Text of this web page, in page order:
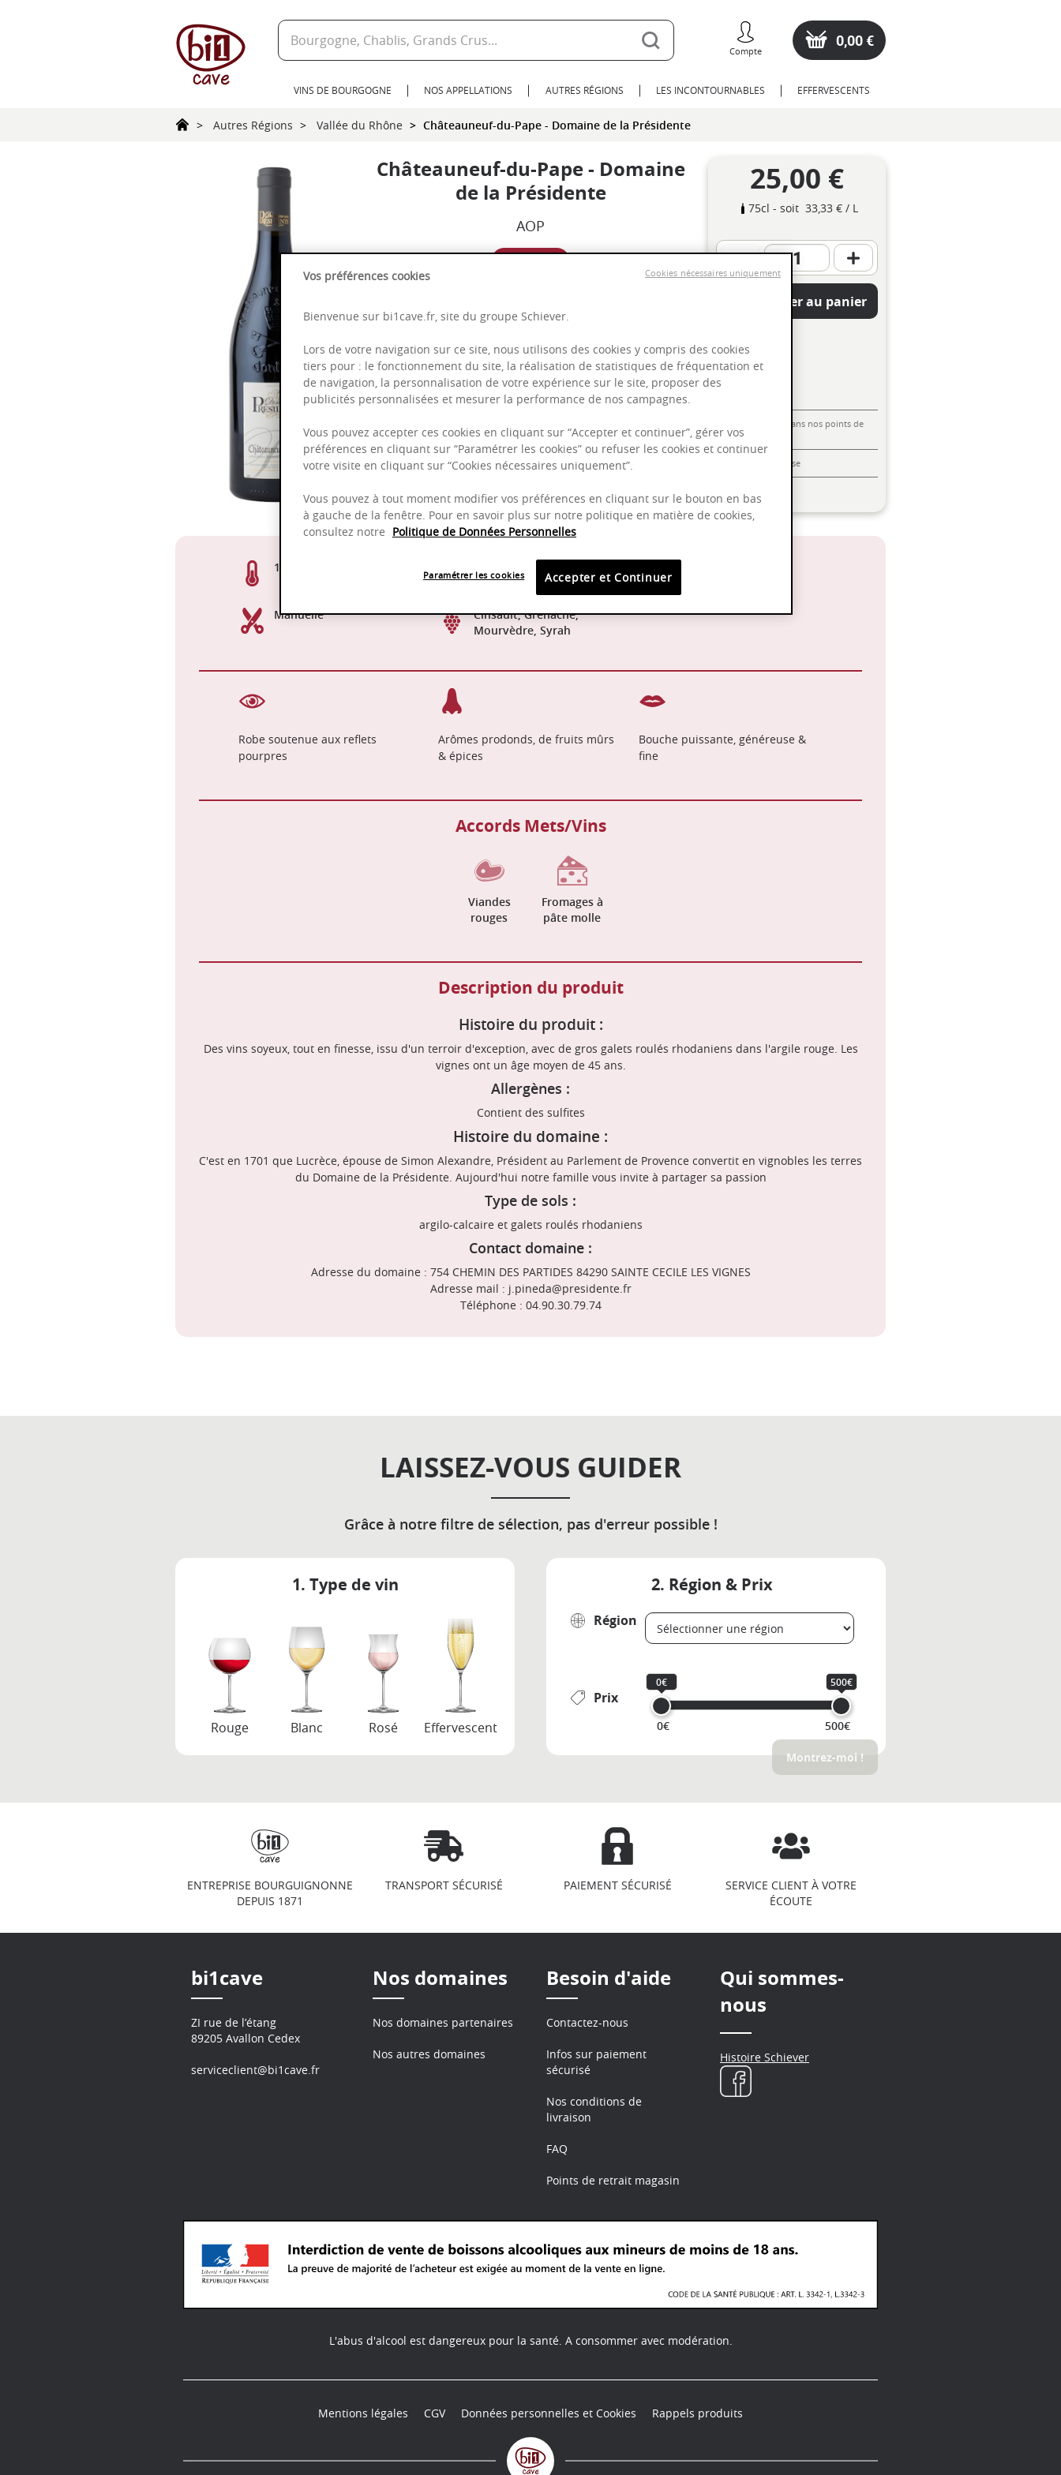
Compte
0,00 €
VINS DE BOURGOGNE NOS APPELLATIONS AUTRES RÉGIONS LES INCONTOURNABLES EFFERVESCENTS
Autres Régions Vallée du Rhône Châteauneuf-du-Pape - Domaine de la Présidente
Châteauneuf-du-Pape - Domaine
de la Présidente
AOP
2019
Rhône
Puissant
25,00 €
75cl - soit 33,33 €/ L
Ajouter au panier
Livraison offerte dans nos points de
vente
Emballage anti-casse
15,00%
cuve, puis assemblage
Manuelle
Cinsault, Grenache,
Mourvèdre, Syrah
Robe soutenue aux reflets
pourpres
Arômes prodonds, de fruits mûrs
& épices
Bouche puissante, généreuse &
fine
Accords Mets/Vins
Viandes
rouges
Fromages à
pâte molle
Description du produit
Histoire du produit :
Des vins soyeux, tout en finesse, issu d'un terroir d'exception, avec de gros galets roulés rhodaniens dans l'argile rouge. Les
vignes ont un âge moyen de 45 ans.
Allergènes :
Contient des sulfites
Histoire du domaine :
C'est en 1701 que Lucrèce, épouse de Simon Alexandre, Président au Parlement de Provence convertit en vignobles les terres
du Domaine de la Présidente. Aujourd'hui notre famille vous invite à partager sa passion
Type de sols :
argilo-calcaire et galets roulés rhodaniens
Contact domaine :
Adresse du domaine : 754 CHEMIN DES PARTIDES 84290 SAINTE CECILE LES VIGNES
Adresse mail : j.pineda@presidente.fr
Téléphone : 04.90.30.79.74
LAISSEZ-VOUS GUIDER
Grâce à notre filtre de sélection, pas d'erreur possible !
1. Type de vin
Rouge Blanc Rosé Effervescent
2. Région & Prix
Région
Prix
0€ 500€
0€ 500€
Montrez-moi !
ENTREPRISE BOURGUIGNONNE
DEPUIS 1871
TRANSPORT SÉCURISÉ PAIEMENT SÉCURISÉ
SERVICE CLIENT À VOTRE
ÉCOUTE
bi1cave
ZI rue de l’étang
89205 Avallon Cedex
serviceclient@bi1cave.fr
Nos domaines
Nos domaines partenaires
Nos autres domaines
Besoin d'aide
Contactez-nous
Infos sur paiement
sécurisé
Nos conditions de
livraison
FAQ
Points de retrait magasin
Qui sommes-
nous
Histoire Schiever
L'abus d'alcool est dangereux pour la santé. A consommer avec modération.
Mentions légales CGV Données personnelles et Cookies Rappels produits
Vos préférences cookies
Bienvenue sur bi1cave.fr, site du groupe Schiever.
Lors de votre navigation sur ce site, nous utilisons des cookies y compris des cookies
tiers pour : le fonctionnement du site, la réalisation de statistiques de fréquentation et
de navigation, la personnalisation de votre expérience sur le site, proposer des
publicités personnalisées et mesurer la performance de nos campagnes.
Vous pouvez accepter ces cookies en cliquant sur “Accepter et continuer”, gérer vos
préférences en cliquant sur “Paramétrer les cookies” ou refuser les cookies et continuer
votre visite en cliquant sur “Cookies nécessaires uniquement”.
Vous pouvez à tout moment modifier vos préférences en cliquant sur le bouton en bas
à gauche de la fenêtre. Pour en savoir plus sur notre politique en matière de cookies,
consultez notre Politique de Données Personnelles
Accepter et Continuer
Paramétrer les cookies
Cookies nécessaires uniquement